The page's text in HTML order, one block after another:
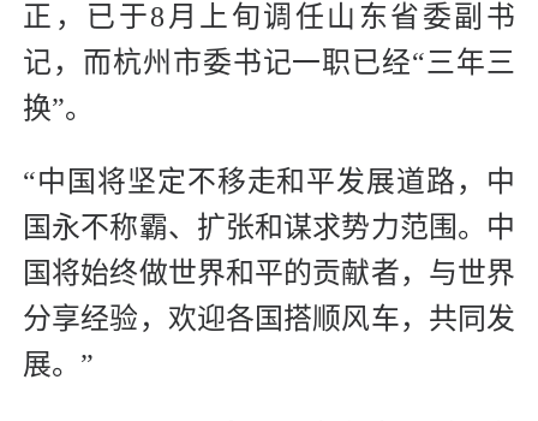
正，已于8月上旬调任山东省委副书
记，而杭州市委书记一职已经“三年三
换”。
“中国将坚定不移走和平发展道路，中
国永不称霸、扩张和谋求势力范围。中
国将始终做世界和平的贡献者，与世界
分享经验，欢迎各国搭顺风车，共同发
展。”